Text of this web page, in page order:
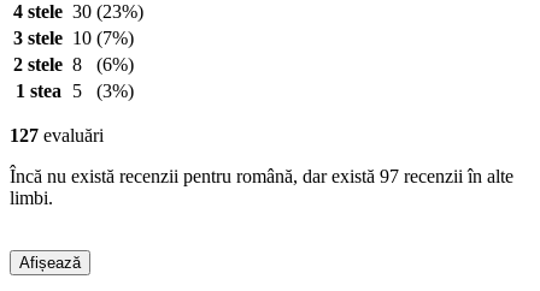
4 stele 30 (23%)
3 stele 10 (7%)
2 stele 8
(6%)
1 stea
5 (3%)
127 evaluări
Încă nu există recenzii pentru română, dar există 97 recenzii în alte
limbi.
Afișează